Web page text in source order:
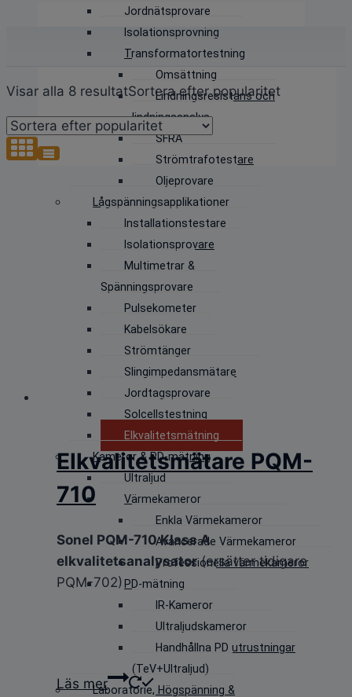
Jordnätsprovare
Isolationsprovning
Transformatortestning
Omsättning
Lindningsresistans och
lindningsanalys
SFRA
Strömtrafotestare
Oljeprovare
Lågspänningsapplikationer
Installationstestare
Isolationsprovare
Multimetrar &
Spänningsprovare
Pulsekometer
Kabelsökare
Strömtänger
Slingimpedansmätare
Jordtagsprovare
Solcellstestning
Elkvalitetsmätning
Kameror & PD-mätning
Ultraljud
Värmekameror
Enkla Värmekameror
Avancerade Värmekameror
Professionella värmekameror
PD-mätning
IR-Kameror
Ultraljudskameror
Handhållna PD utrustningar
(TeV+Ultraljud)
Laboratorie, Högspänning &
Visar alla 8 resultatSortera efter popularitet
Elkvalitetsmätare PQM-
710
Sonel PQM-710 Klass A
elkvalitetsanalysator(ersätter tidigare
PQM-702)
Läs mer